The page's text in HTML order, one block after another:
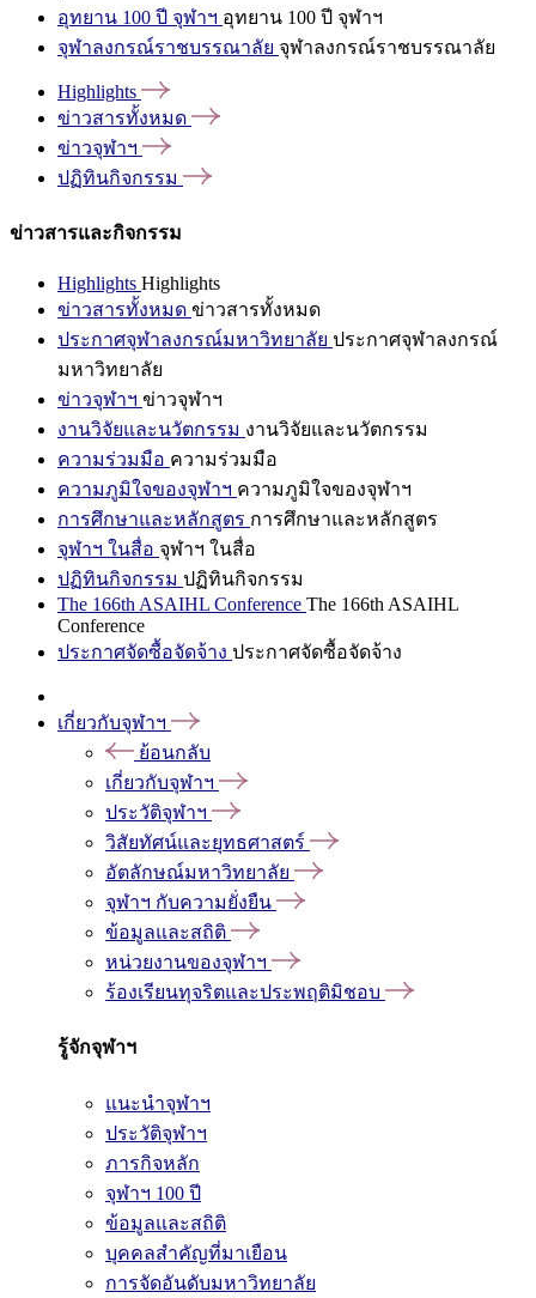
อุทยาน 100 ปี จุฬาฯ อุทยาน 100 ปี จุฬาฯ
จุฬาลงกรณ์ราชบรรณาลัย จุฬาลงกรณ์ราชบรรณาลัย
Highlights
ข่าวสารทั้งหมด
ข่าวจุฬาฯ
ปฏิทินกิจกรรม
ข่าวสารและกิจกรรม
Highlights Highlights
ข่าวสารทั้งหมด ข่าวสารทั้งหมด
ประกาศจุฬาลงกรณ์มหาวิทยาลัย ประกาศจุฬาลงกรณ์
มหาวิทยาลัย
ข่าวจุฬาฯ ข่าวจุฬาฯ
งานวิจัยและนวัตกรรม งานวิจัยและนวัตกรรม
ความร่วมมือ ความร่วมมือ
ความภูมิใจของจุฬาฯ ความภูมิใจของจุฬาฯ
การศึกษาและหลักสูตร การศึกษาและหลักสูตร
จุฬาฯ ในสื่อ จุฬาฯ ในสื่อ
ปฏิทินกิจกรรม ปฏิทินกิจกรรม
The 166th ASAIHL Conference The 166th ASAIHL
Conference
ประกาศจัดซื้อจัดจ้าง ประกาศจัดซื้อจัดจ้าง
เกี่ยวกับจุฬาฯ
ย้อนกลับ
เกี่ยวกับจุฬาฯ
ประวัติจุฬาฯ
วิสัยทัศน์และยุทธศาสตร์
อัตลักษณ์มหาวิทยาลัย
จุฬาฯ กับความยั่งยืน
ข้อมูลและสถิติ
หน่วยงานของจุฬาฯ
ร้องเรียนทุจริตและประพฤติมิชอบ
รู้จักจุฬาฯ
แนะนำจุฬาฯ
ประวัติจุฬาฯ
ภารกิจหลัก
จุฬาฯ 100 ปี
ข้อมูลและสถิติ
บุคคลสำคัญที่มาเยือน
การจัดอันดับมหาวิทยาลัย